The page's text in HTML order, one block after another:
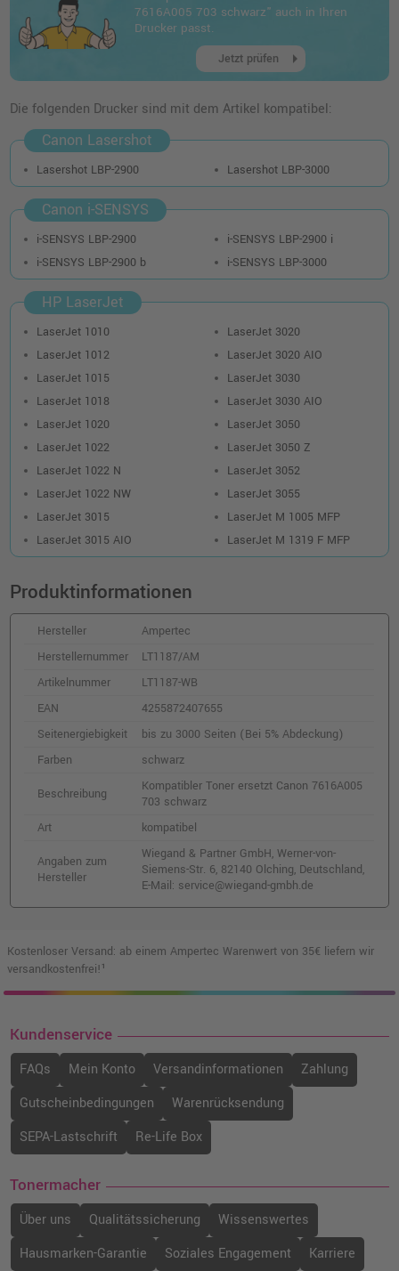
o. MwSt. 97,47 €
115,99 €
12A (Q2612AD) · Schwarz
115,99 €
Kompatibler Toner XL ersetzt Canon 703
schwarz
o. MwSt.
46,99 €
inkl. MwSt.zzgl. Versand
Kompatibler Toner XL ersetzt HP Q2612A
zzgl. Versand
7616A005 703 schwarz" auch in Ihren
Drucker passt.
Jetzt prüfen arrow_right
Die folgenden Drucker sind mit dem Artikel kompatibel:
Canon Lasershot
Lasershot LBP-2900 Lasershot LBP-3000
Canon i-SENSYS
i-SENSYS LBP-2900
i-SENSYS LBP-2900 b
i-SENSYS LBP-2900 i
i-SENSYS LBP-3000
HP LaserJet
LaserJet 1010
LaserJet 1012
LaserJet 1015
LaserJet 1018
LaserJet 1020
LaserJet 1022
LaserJet 1022 N
LaserJet 1022 NW
LaserJet 3015
LaserJet 3015 AIO
LaserJet 3020
LaserJet 3020 AIO
LaserJet 3030
LaserJet 3030 AIO
LaserJet 3050
LaserJet 3050 Z
LaserJet 3052
LaserJet 3055
LaserJet M 1005 MFP
LaserJet M 1319 F MFP
Produktinformationen
Hersteller
Ampertec
Herstellernummer
LT1187/AM
Artikelnummer
LT1187-WB
EAN
4255872407655
Seitenergiebigkeit
bis zu 3000 Seiten (Bei 5% Abdeckung)
Farben
schwarz
Beschreibung
Kompatibler Toner ersetzt Canon 7616A005
703 schwarz
Art
kompatibel
Angaben zum
Hersteller
Wiegand & Partner GmbH, Werner-von-
Siemens-Str. 6, 82140 Olching, Deutschland,
E-Mail: service@wiegand-gmbh.de
Kostenloser Versand: ab einem Ampertec Warenwert von 35€ liefern wir
versandkostenfrei!¹
Kundenservice
FAQs Mein Konto Versandinformationen
Zahlung
Gutscheinbedingungen
Warenrücksendung
SEPA-Lastschrift
Re-Life Box
Tonermacher
Über uns Qualitätssicherung
Wissenswertes
Hausmarken-Garantie
Soziales Engagement
Karriere